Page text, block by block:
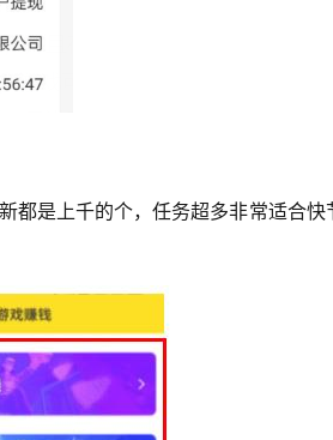
都是上千的个，任务超多非常适合快